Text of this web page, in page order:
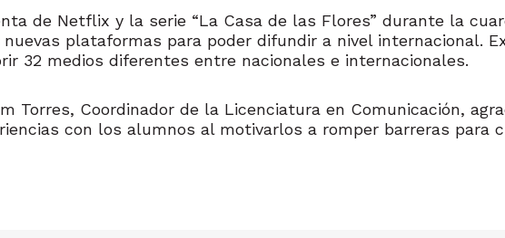
de Netflix y la serie “La Casa de las Flores” durante la
plataformas para poder difundir a nivel internacional.
32 medios diferentes entre nacionales e internacionales.
Torres, Coordinador de la Licenciatura en Comunicación,
con los alumnos al motivarlos a romper barreras para